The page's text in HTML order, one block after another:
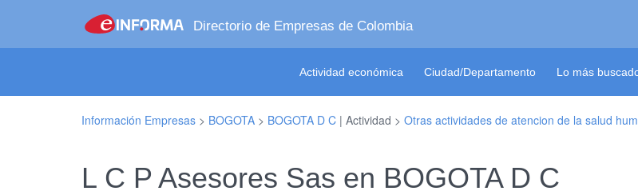
Directorio de Empresas de Colombia
Actividad económica Ciudad/Departamento Lo más
Información Empresas > BOGOTA > BOGOTA D C | Actividad > Otras actividades de atencion de la salud
L C P Asesores Sas en BOGOTA D C